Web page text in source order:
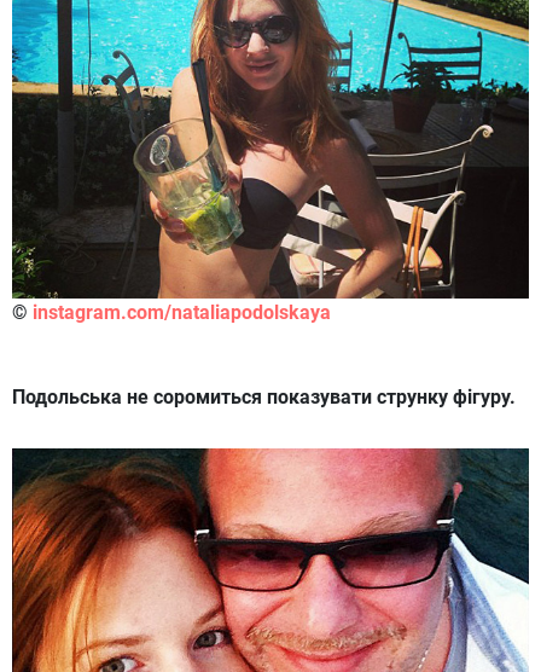
© instagram.com/nataliapodolskaya
Подольська не соромиться показувати струнку фігуру.